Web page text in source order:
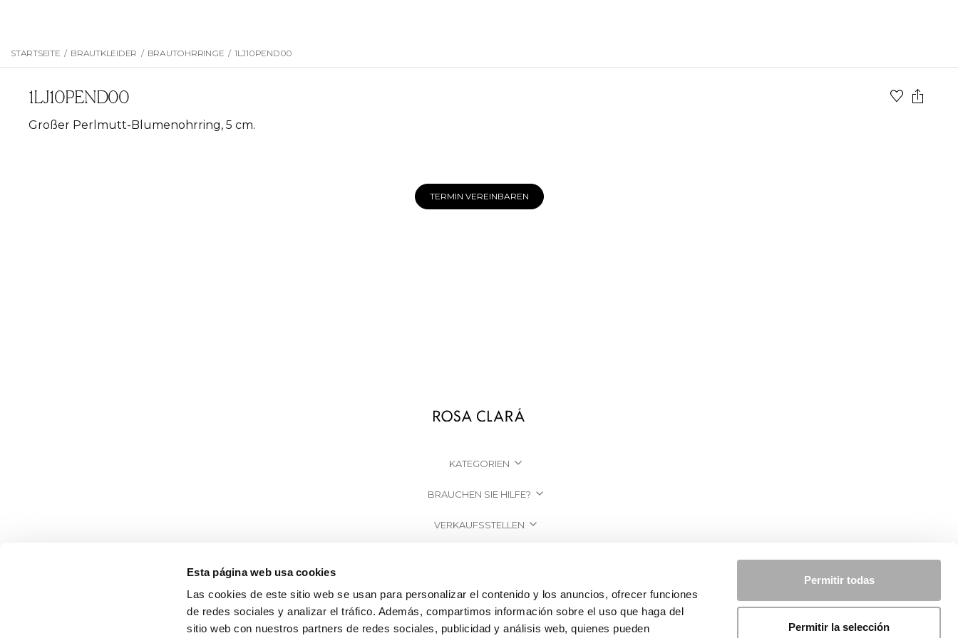
Esta página web usa cookies
Las cookies de este sitio web se usan para personalizar el contenido y los anuncios, ofrecer funciones
de redes sociales y analizar el tráfico. Además, compartimos información sobre el uso que haga del
sitio web con nuestros partners de redes sociales, publicidad y análisis web, quienes pueden
Permitir todas
Permitir la selección
STARTSEITE / BRAUTKLEIDER / BRAUTOHRRINGE / 1LJ10PEND00
1LJ10PEND00
Großer Perlmutt-Blumenohrring, 5 cm.
TERMIN VEREINBAREN
KATEGORIEN
BRAUCHEN SIE HILFE?
VERKAUFSSTELLEN